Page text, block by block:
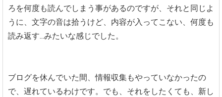
ろを何度も読んでしまう事があるのですが、それと同じよ
うに、文字の音は拾うけど、内容が入ってこない、何度も
読み返す...みたいな感じでした。
ブログを休んでいた間、情報収集もやっていなかったの
で、遅れているわけです。でも、それをしたくても、新し